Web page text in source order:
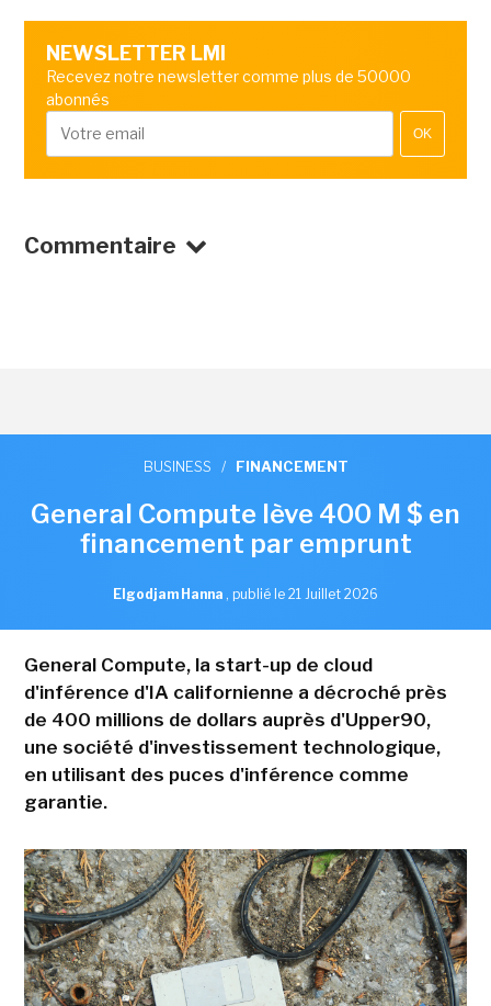
NEWSLETTER LMI
Recevez notre newsletter comme plus de 50000
abonnés
OK
Commentaire
BUSINESS / FINANCEMENT
General Compute lève 400 M $ en
financement par emprunt
Elgodjam Hanna , publié le 21 Juillet 2026
General Compute, la start-up de cloud
d'inférence d'IA californienne a décroché près
de 400 millions de dollars auprès d'Upper90,
une société d'investissement technologique,
en utilisant des puces d'inférence comme
garantie.